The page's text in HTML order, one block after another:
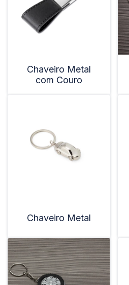
Chaveiro Metal
com Couro
Chaveiro Metal